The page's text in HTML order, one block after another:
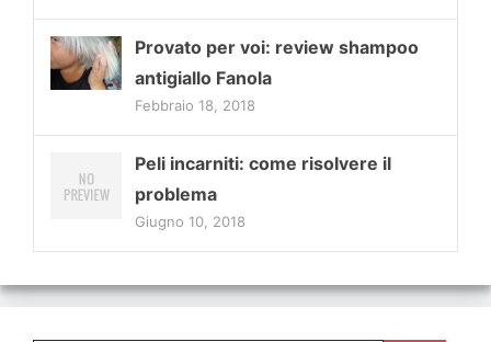
Provato per voi: review shampoo
antigiallo Fanola
Febbraio 18, 2018
Peli incarniti: come risolvere il
problema
Giugno 10, 2018